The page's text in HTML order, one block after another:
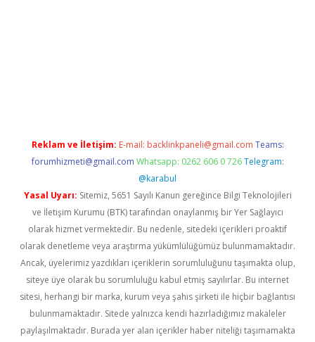
Reklam ve İletişim: E-mail: backlinkpaneli@gmail.com Teams:
forumhizmeti@gmail.com Whatsapp: 0262 606 0 726 Telegram:
@karabul
Yasal Uyarı: Sitemiz, 5651 Sayılı Kanun gereğince Bilgi Teknolojileri
ve İletişim Kurumu (BTK) tarafından onaylanmış bir Yer Sağlayıcı
olarak hizmet vermektedir. Bu nedenle, sitedeki içerikleri proaktif
olarak denetleme veya araştırma yükümlülüğümüz bulunmamaktadır.
Ancak, üyelerimiz yazdıkları içeriklerin sorumluluğunu taşımakta olup,
siteye üye olarak bu sorumluluğu kabul etmiş sayılırlar. Bu internet
sitesi, herhangi bir marka, kurum veya şahıs şirketi ile hiçbir bağlantısı
bulunmamaktadır. Sitede yalnızca kendi hazırladığımız makaleler
paylaşılmaktadır. Burada yer alan içerikler haber niteliği taşımamakta